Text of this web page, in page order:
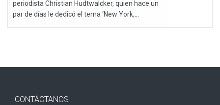
periodista Christian Hudtwalcker, quien hace un
par de días le dedicó el tema ‘New York,...
CONTÁCTANOS